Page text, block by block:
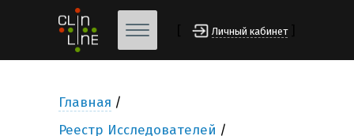
Личный кабинет
Главная
Реестр Исследователей